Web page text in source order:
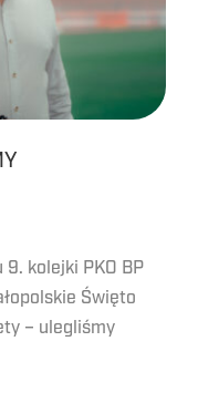
kolejki PKO BP
Święto
– ulegliśmy